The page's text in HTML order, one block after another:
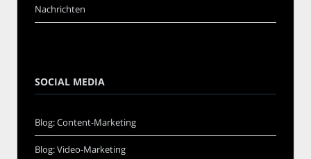
Nachrichten
SOCIAL MEDIA
Blog: Content-Marketing
Blog: Video-Marketing